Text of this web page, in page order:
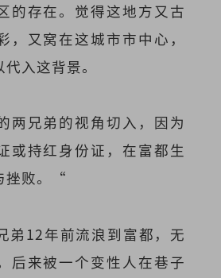
的存在。觉得这地方又古
，又窝在这城市市中心，
入这背景。
两兄弟的视角切入，因为
或持红身份证，在富都生
挫败。“
弟12年前流浪到富都，无
后来被一个变性人在巷子